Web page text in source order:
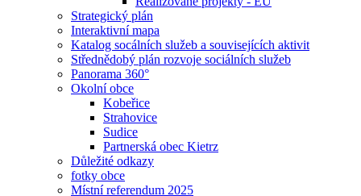
Strategický plán
Interaktivní mapa
Katalog socálních služeb a souvisejících aktivit
Střednědobý plán rozvoje sociálních služeb
Panorama 360°
Okolní obce
Kobeřice
Strahovice
Sudice
Partnerská obec Kietrz
Důležité odkazy
fotky obce
Místní referendum 2025